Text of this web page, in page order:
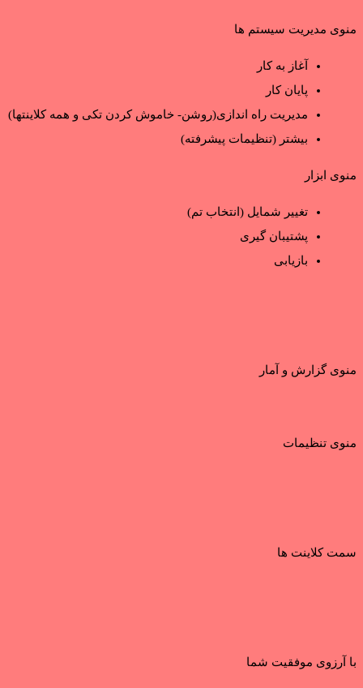
منوی مدیریت سیستم ها
آغاز به کار
پایان کار
مدیریت راه اندازی(روشن- خاموش کردن تکی و همه کلاینتها)
بیشتر (تنظیمات پیشرفته)
منوی ابزار
تغییر شمایل (انتخاب تم)
پشتیبان گیری
بازیابی
منوی گزارش و آمار
منوی تنظیمات
سمت کلاینت ها
با آرزوی موفقیت شما